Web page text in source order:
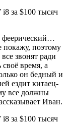
феерический…
поэтому
звонят ради
время, а
он бедный и
ездит китаец-
все должны
Иван.